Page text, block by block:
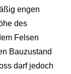
engen
des
Felsen
Bauzustand
darf jedoch